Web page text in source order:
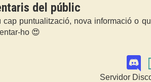
del públic
cap puntualització, nova informació o
ho 😍
Servidor